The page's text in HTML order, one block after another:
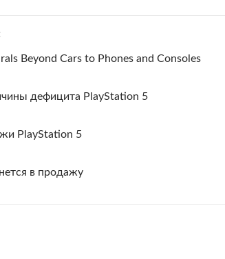
Beyond Cars to Phones and Consoles
дефицита PlayStation 5
PlayStation 5
в продажу